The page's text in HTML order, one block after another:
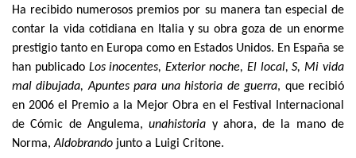
Ha recibido numerosos premios por su manera tan especial de
contar la vida cotidiana en Italia y su obra goza de un enorme
prestigio tanto en Europa como en Estados Unidos. En España se
han publicado Los inocentes, Exterior noche, El local, S, Mi vida
mal dibujada, Apuntes para una historia de guerra, que recibió
en 2006 el Premio a la Mejor Obra en el Festival Internacional
de Cómic de Angulema,unahistoria y ahora, de la mano de
Norma,Aldobrando junto a Luigi Critone.